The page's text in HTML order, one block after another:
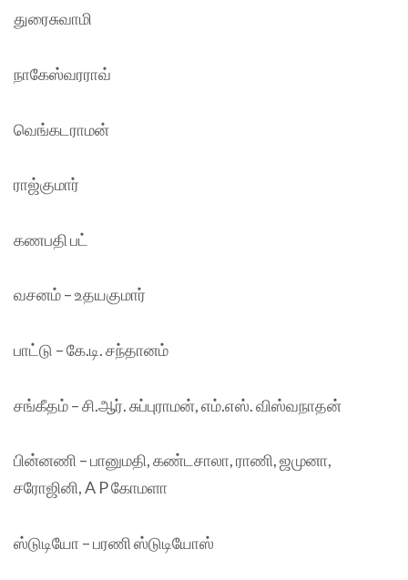
துரைசுவாமி
நாகேஸ்வரராவ்
வெங்கடராமன்
ராஜ்குமார்
கணபதி பட்
வசனம் – உதயகுமார்
பாட்டு – கே.டி. சந்தானம்
சங்கீதம் – சி.ஆர். சுப்புராமன், எம்.எஸ். விஸ்வநாதன்
பின்னணி – பானுமதி, கண்டசாலா, ராணி, ஜமுனா,
சரோஜினி, A P கோமளா
ஸ்டுடியோ – பரணி ஸ்டுடியோஸ்